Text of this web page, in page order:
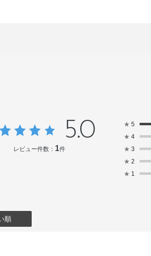
5.0
レビュー件数： 1件
★ 5
★ 4
★ 3
★ 2
★ 1
順